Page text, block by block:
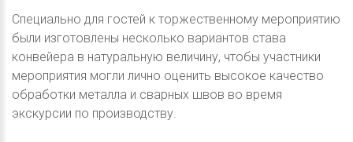
Специально для гостей к торжественному мероприятию
были изготовлены несколько вариантов става
конвейера в натуральную величину, чтобы участники
мероприятия могли лично оценить высокое качество
обработки металла и сварных швов во время
экскурсии по производству.